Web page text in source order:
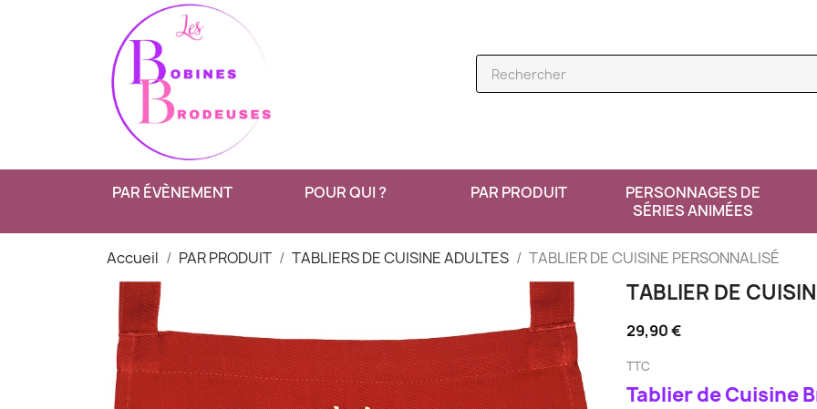
PAR ÉVÈNEMENT POUR QUI ? PAR PRODUIT
PERSONNAGES DE
SÉRIES ANIMÉES
Accueil PAR PRODUIT TABLIERS DE CUISINE ADULTES TABLIER DE CUISINE PERSONNALISÉ
TABLIER DE
29,90 €
TTC
Tablier de Cuisine